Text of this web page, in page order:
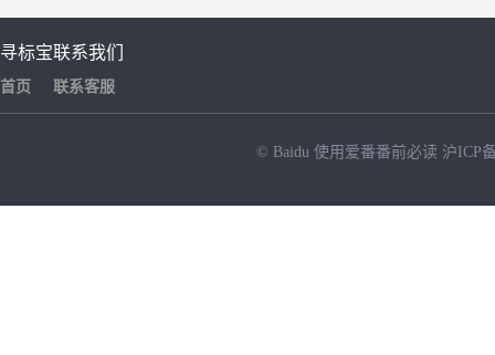
寻标宝
首页
联系我们
联系客服
© Baidu 使用爱番番前必读 沪ICP